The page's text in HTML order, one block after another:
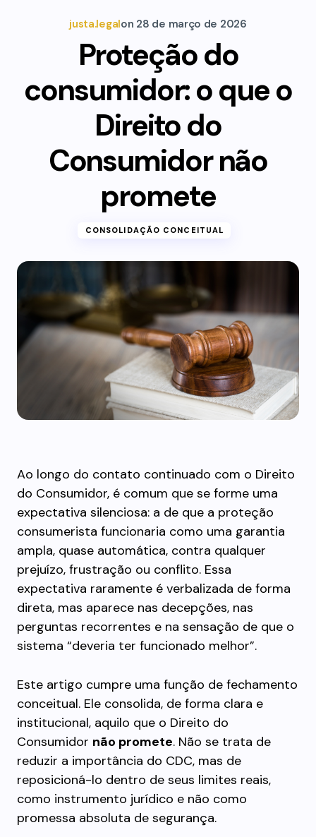
justa.legalon 28 de março de 2026
Proteção do
consumidor: o que o
Direito do
Consumidor não
promete
CONSOLIDAÇÃO CONCEITUAL
Ao longo do contato continuado com o Direito
do Consumidor, é comum que se forme uma
expectativa silenciosa: a de que a proteção
consumerista funcionaria como uma garantia
ampla, quase automática, contra qualquer
prejuízo, frustração ou conflito. Essa
expectativa raramente é verbalizada de forma
direta, mas aparece nas decepções, nas
perguntas recorrentes e na sensação de que o
sistema “deveria ter funcionado melhor”.
Este artigo cumpre uma função de fechamento
conceitual. Ele consolida, de forma clara e
institucional, aquilo que o Direito do
Consumidor não promete. Não se trata de
reduzir a importância do CDC, mas de
reposicioná-lo dentro de seus limites reais,
como instrumento jurídico e não como
promessa absoluta de segurança.